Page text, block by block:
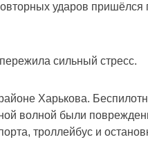
ударов пришёлся
сильный стресс.
Харькова.
волной были
троллейбус и